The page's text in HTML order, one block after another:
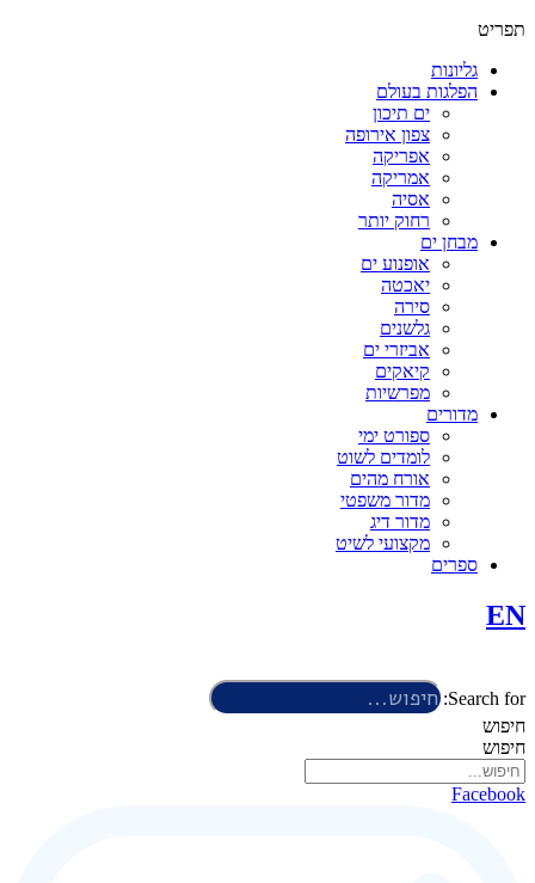
תפריט
גליונות
הפלגות בעולם
ים תיכון
צפון אירופה
אפריקה
אמריקה
אסיה
רחוק יותר
מבחן ים
אופנוע ים
יאכטה
סירה
גלשנים
אביזרי ים
קיאקים
מפרשיות
מדורים
ספורט ימי
לומדים לשוט
אורח מהים
מדור משפטי
מדור דיג
מקצועי לשיט
ספרים
EN
Search for:
חיפוש
חיפוש
Facebook